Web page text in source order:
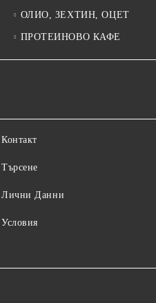
ОЛИО, ЗЕХТИН, ОЦЕТ
ПРОТЕИНОВО КАФЕ
Контакт
Търсене
Лични Данни
Условия